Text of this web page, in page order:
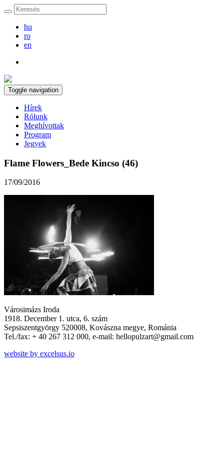
hu
ro
en
Toggle navigation
Hírek
Rólunk
Meghívottak
Program
Jegyek
Flame Flowers_Bede Kincso (46)
17/09/2016
Városimázs Iroda
1918. December 1. utca, 6. szám
Sepsiszentgyörgy 520008, Kovászna megye, Románia
Tel./fax: + 40 267 312 000, e-mail: hellopulzart@gmail.com
website by excelsus.io